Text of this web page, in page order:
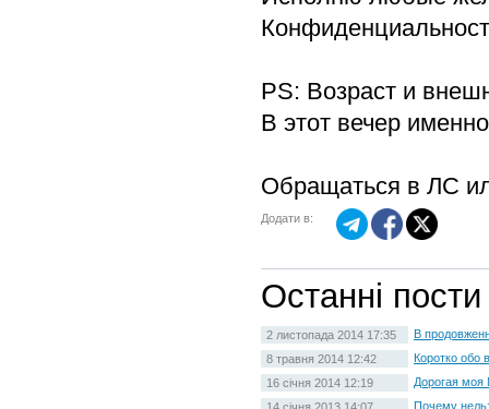
PS: Возраст и
В этот вечер
Обращаться в ЛС
Додати в:
Останні
2 листопада 2014 17:35
В
8 травня 2014 12:42
Коротко обо
16 січня 2014 12:19
Дорогая
Почему